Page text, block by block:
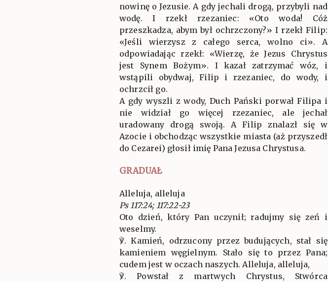
nowinę o Jezusie. A gdy jechali drogą, przybyli nad
wodę. I rzekł rzezaniec: «Oto woda! Cóż
przeszkadza, abym był ochrzczony?» I rzekł Filip:
«Jeśli wierzysz z całego serca, wolno ci». A
odpowiadając rzekł: «Wierzę, że Jezus Chrystus
jest Synem Bożym». I kazał zatrzymać wóz, i
wstąpili obydwaj, Filip i rzezaniec, do wody, i
ochrzcił go.
A gdy wyszli z wody, Duch Pański porwał Filipa i
nie widział go więcej rzezaniec, ale jechał
uradowany drogą swoją. A Filip znalazł się w
Azocie i obchodząc wszystkie miasta (aż przyszedł
do Cezarei) głosił imię Pana Jezusa Chrystusa.
GRADUAŁ
Alleluja, alleluja
Ps 117:24; 117:22-23
Oto dzień, który Pan uczynił; radujmy się zeń i
weselmy.
℣. Kamień, odrzucony przez budujących, stał się
kamieniem węgielnym. Stało się to przez Pana;
cudem jest w oczach naszych. Alleluja, alleluja,
℣. Powstał z martwych Chrystus, Stwórca